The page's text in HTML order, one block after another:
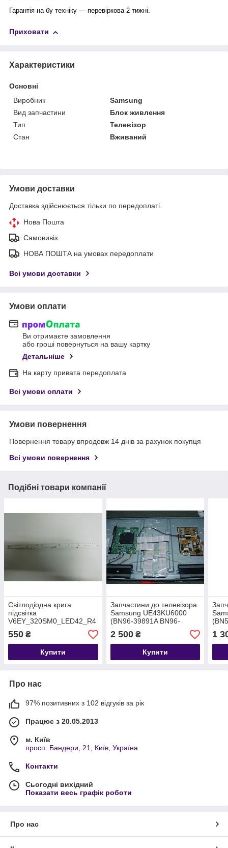
Гарантія на бу техніку — перевіркова 2 тижні.
Приховати
Характеристики
Основні
Виробник
Samsung
Вид запчастини
Блок живлення
Тип
Телевізор
Стан
Вживаний
Умови доставки
Доставка здійснюється тільки по передоплаті.
Нова Пошта
Самовивіз
НОВА ПОШТА на умовах передоплати
Всі умови доставки
Умови оплати
Ви отримаєте замовлення
або гроші повернуться на вашу картку
Детальніше
На карту привата передоплата
Всі умови оплати
Умови повернення
Повернення товару впродовж 14 днів за рахунок покупця
Всі умови повернення
Подібні товари компанії
Світлодіодна крига
підсвітка
V6EY_320SM0_LED42_R4
(16.02.26) BN96-39513A
для телевізора Samsung
UE32K5500BU
550 ₴
Купити
Запчастини до телевізора
Samsung UE43KU6000
(BN96-39891A BN96-
39823C, BN41-02499A,
BN96-39955A)
2 500₴
Купити
600)
1
Про нас
97% позитивних з 102 відгуків за рік
Працює з 20.05.2013
м. Київ
просп. Бандери, 21, Київ, Україна
Контакти
Сьогодні вихідний
Показати весь графік роботи
Про нас